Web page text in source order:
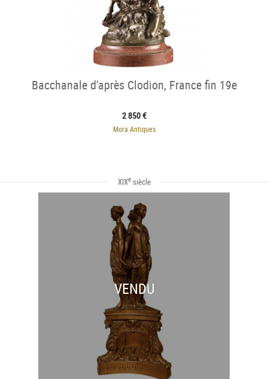
Bacchanale d'après Clodion, France fin 19e
2 850 €
Mora Antiques
XIXesiècle
VENDU